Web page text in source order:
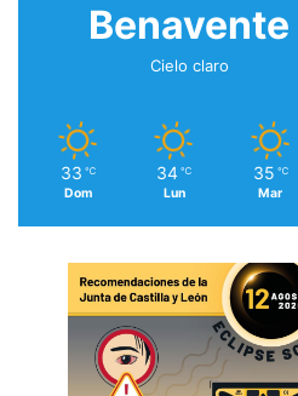
Benavente
Cielo claro
33 ℃
Dom
34 ℃
Lun
35 ℃
Mar